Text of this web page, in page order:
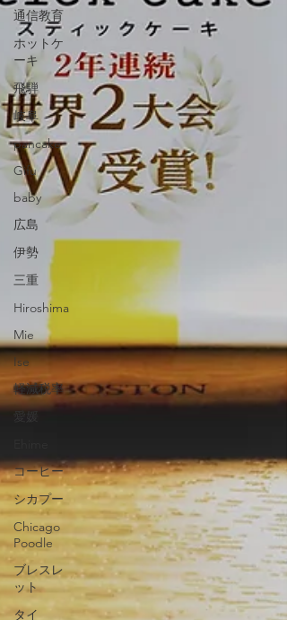
通信教育
ホットケ
ーキ
飛騨
岐阜
pancake
Gifu
baby
広島
伊勢
三重
Hiroshima
Mie
Ise
軽減税率
愛媛
コーヒー
シカプー
Chicago
Poodle
ブレスレ
ット
タイ